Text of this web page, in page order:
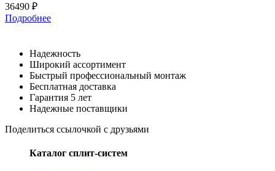
36490 ₽
Подробнее
Надежность
Широкий ассортимент
Быстрый профессиональный монтаж
Бесплатная доставка
Гарантия 5 лет
Надежные поставщики
Поделиться ссылочкой с друзьями
Каталог сплит-систем